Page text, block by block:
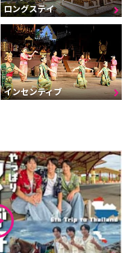
ロングステイ
インセンティブ